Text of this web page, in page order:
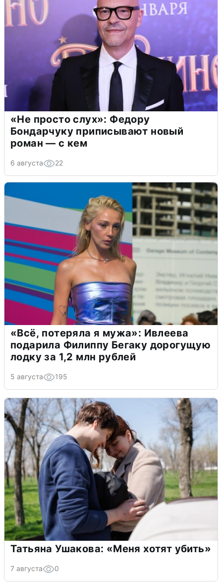
«Не просто слух»: Федору
Бондарчуку приписывают новый
роман — с кем
6 августа 22
«Всё, потеряла я мужа»: Ивлеева
подарила Филиппу Бегаку дорогущую
лодку за 1,2 млн рублей
5 августа 195
Татьяна Ушакова: «Меня хотят убить»
7 августа 0